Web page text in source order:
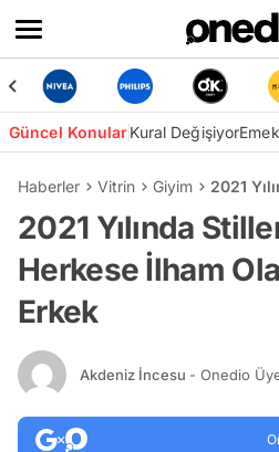
Güncel KonularKural Değişiyor
Haberler Vitrin Giyim 2021
2021 Yılında
Herkese İlham
Erkek
Akdeniz İncesu - Onedio